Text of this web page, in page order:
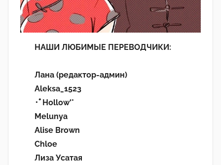
НАШИ ЛЮБИМЫЕ ПЕРЕВОДЧИКИ:
Лана (редактор-админ)
Aleksa_1523
･ﾟHollow'°
Melunya
Alise Brown
Chloe
Лиза Усатая